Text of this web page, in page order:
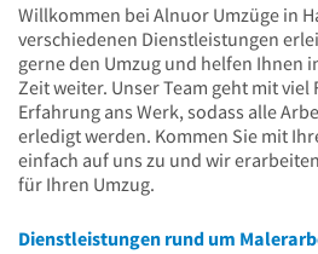
Willkommen bei Alnuor Umzüge in
verschiedenen Dienstleistungen
gerne den Umzug und helfen Ihnen
Zeit weiter. Unser Team geht mit viel
Erfahrung ans Werk, sodass alle
erledigt werden. Kommen Sie mit
einfach auf uns zu und wir
für Ihren Umzug.